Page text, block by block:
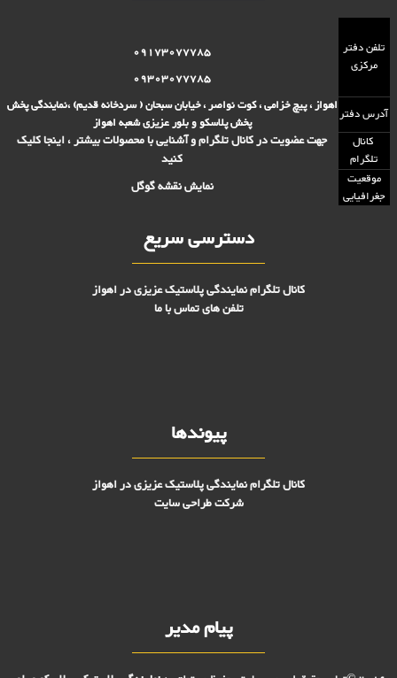
تلفن دفتر
مرکزی
09173077785
09303077785
آدرس دفتراهواز ، پیچ خزامی ، کوت نواصر ، خیابان سبحان ( سردخانه قدیم) ،نمایندگی پخش
پخش پلاسکو و بلور عزیزی شعبه اهواز
کانال
تلگرام
جهت عضویت در کانال تلگرام و آشنایی با محصولات بیشتر ، اینجا کلیک
کنید
موقعیت
جغرافیایی
نمایش نقشه گوگل
دسترسی سریع
کانال تلگرام نمایندگی پلاستیک عزیزی در اهواز
تلفن های تماس با ما
پیوندها
کانال تلگرام نمایندگی پلاستیک عزیزی در اهواز
شرکت طراحی سایت
پیام مدیر